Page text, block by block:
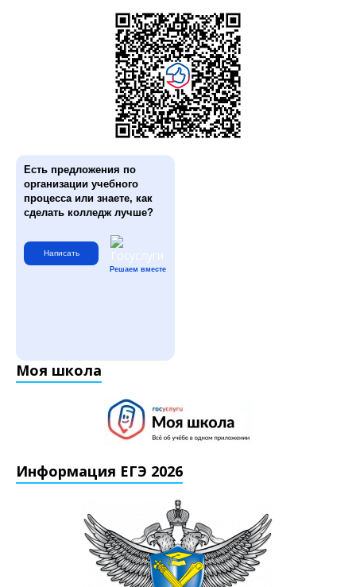
Есть предложения по
организации учебного
процесса или знаете, как
сделать колледж лучше?
Написать
Решаем вместе
Моя школа
Информация ЕГЭ 2026